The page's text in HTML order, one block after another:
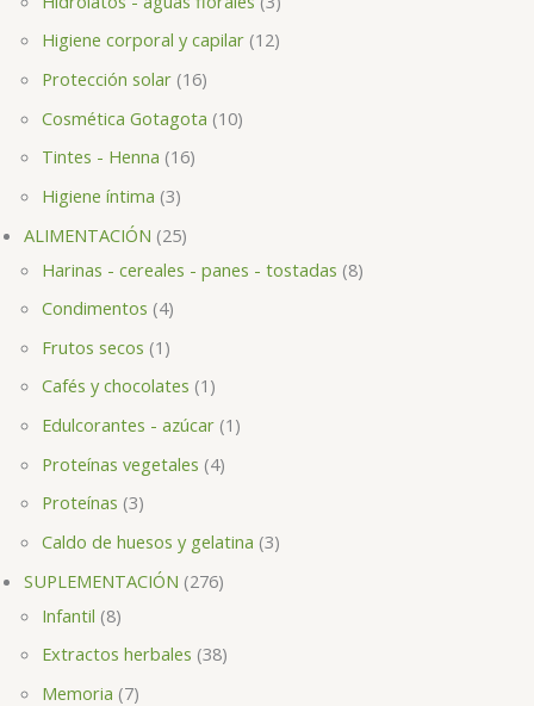
Higiene corporal y capilar 12
Protección solar 16
Cosmética Gotagota 10
Tintes - Henna 16
Higiene íntima 3
ALIMENTACIÓN 25
Harinas - cereales - panes - tostadas 8
Condimentos 4
Frutos secos 1
Cafés y chocolates 1
Edulcorantes - azúcar 1
Proteínas vegetales 4
Proteínas 3
Caldo de huesos y gelatina 3
SUPLEMENTACIÓN 276
Infantil 8
Extractos herbales 38
Memoria 7